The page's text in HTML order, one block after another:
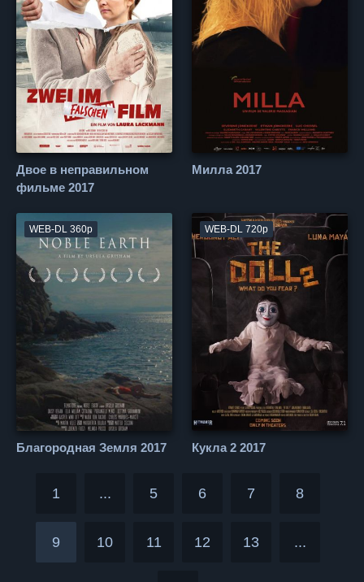
Двое в неправильном
фильме 2017
Милла 2017
WEB-DL 360p
Благородная Земля 2017
WEB-DL 720p
Кукла 2 2017
1 ... 5 6 7 8
9 10 11 12 13 ...